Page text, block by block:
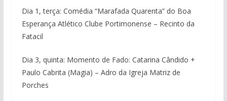
Dia 1, terça: Comédia “Marafada Quarenta” do Boa
Esperança Atlético Clube Portimonense – Recinto da
Fatacil
Dia 3, quinta: Momento de Fado: Catarina Cândido +
Paulo Cabrita (Magia) – Adro da Igreja Matriz de
Porches